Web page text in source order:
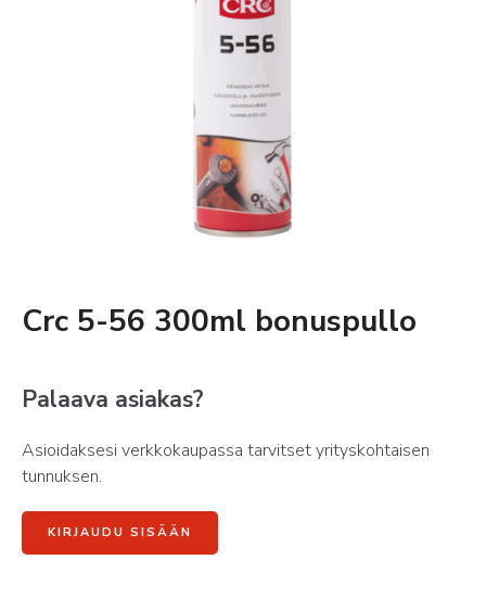
Crc 5-56 300ml bonuspullo
Palaava asiakas?
Asioidaksesi verkkokaupassa tarvitset yrityskohtaisen
tunnuksen.
KIRJAUDU SISÄÄN